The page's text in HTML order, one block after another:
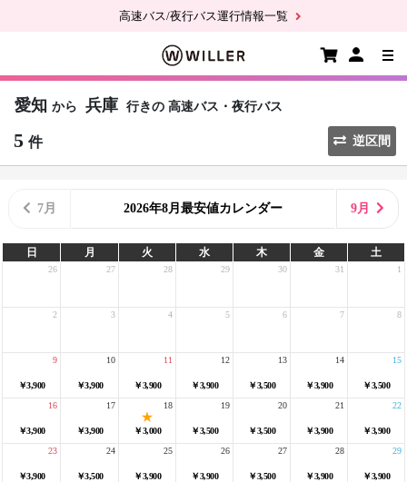
高速バス/夜行バス運行情報一覧
愛知 から 兵庫 行きの 高速バス・夜行バス
5 件 逆区間
7月 2026年8月最安値カレンダー 9月
日 月 火 水 木 金 土
26 27 28 29 30 31 1
2 3 4 5 6 7 8
￥3,900
9
￥3,900
10
￥3,900
11
￥3,900
12
￥3,500
13
￥3,900
14
￥3,500
15
￥3,900
16
￥3,900
17
￥3,000
18
￥3,500
19
￥3,500
20
￥3,900
21
￥3,900
22
￥3,900
23
￥3,500
24
￥3,900
25
￥3,900
26
￥3,500
27
￥3,900
28
￥3,900
29